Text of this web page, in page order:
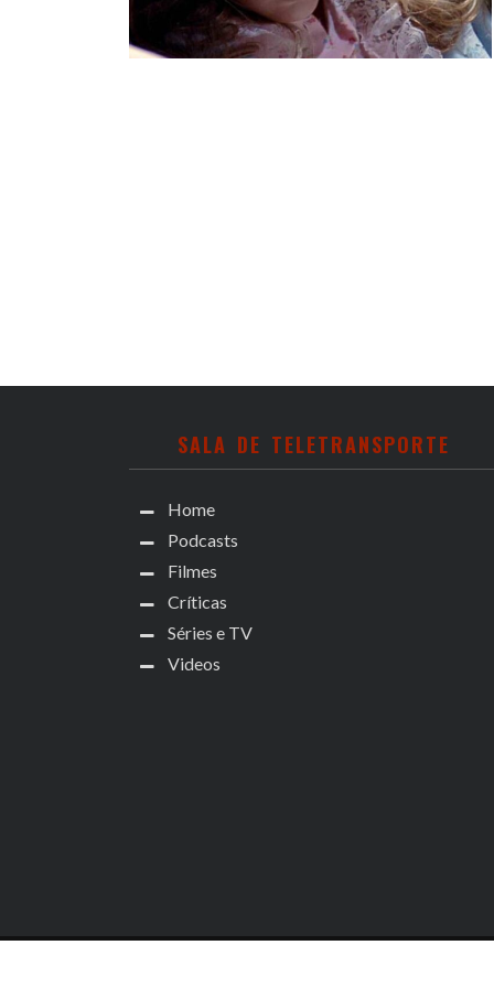
SALA DE TELETRANSPORTE
Home
Podcasts
Filmes
Críticas
Séries e TV
Videos